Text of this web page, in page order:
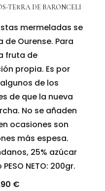
TERRA DE BARONCELI
mermeladas se
Ourense. Para
fruta de
propia. Es por
de los
de que la nueva
No se añaden
ocasiones son
más espesa.
25% azúcar
NETO: 200gr.
€